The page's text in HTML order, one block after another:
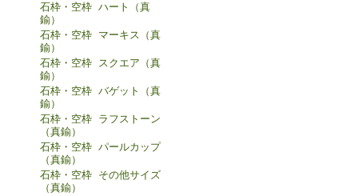
石枠・空枠 ハート（真
鍮）
石枠・空枠 マーキス（真
鍮）
石枠・空枠 スクエア（真
鍮）
石枠・空枠 バゲット（真
鍮）
石枠・空枠 ラフストーン
（真鍮）
石枠・空枠 パールカップ
（真鍮）
石枠・空枠 その他サイズ
（真鍮）